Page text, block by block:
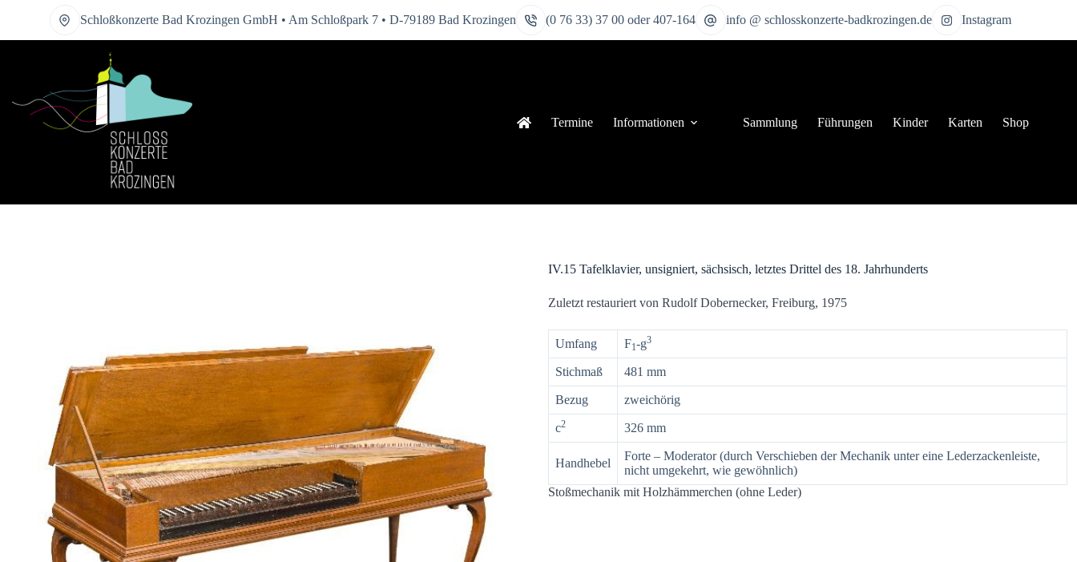
Schloßkonzerte Bad Krozingen GmbH • Am Schloßpark 7 • D-79189 Bad Krozingen (0 76 33) 37 00 oder 407-164 info @ schlosskonzerte-badkrozingen.de Instagram
Termine Informationen Sammlung Führungen Kinder Karten Shop
IV.15 Tafelklavier, unsigniert, sächsisch, letztes Drittel des 18. Jahrhunderts
Zuletzt restauriert von Rudolf Dobernecker, Freiburg, 1975
Umfang F1-g3
Stichmaß 481 mm
Bezug zweichörig
c2 326 mm
Handhebel
Forte – Moderator (durch Verschieben der Mechanik unter eine Lederzackenleiste,
nicht umgekehrt, wie gewöhnlich)
Stoßmechanik mit Holzhämmerchen (ohne Leder)